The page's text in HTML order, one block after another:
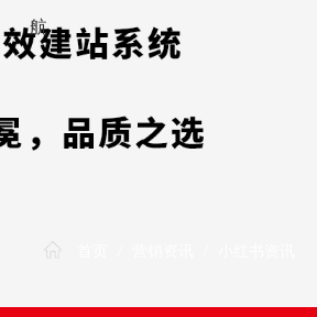
航